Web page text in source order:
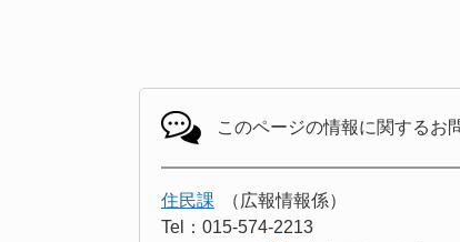
このページの情報に関するお
住民課
広報情報係
Tel：015-574-2213